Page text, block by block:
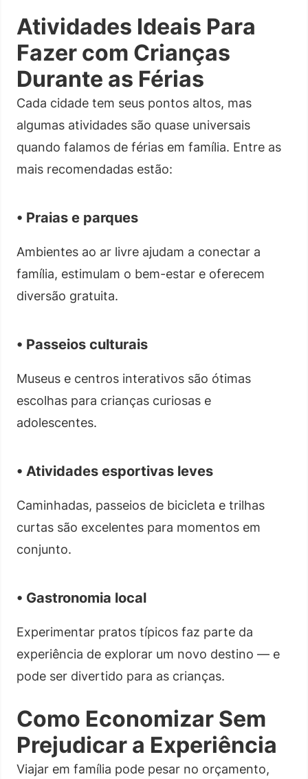
Atividades Ideais Para
Fazer com Crianças
Durante as Férias
Cada cidade tem seus pontos altos, mas
algumas atividades são quase universais
quando falamos de férias em família. Entre as
mais recomendadas estão:
• Praias e parques
Ambientes ao ar livre ajudam a conectar a
família, estimulam o bem-estar e oferecem
diversão gratuita.
• Passeios culturais
Museus e centros interativos são ótimas
escolhas para crianças curiosas e
adolescentes.
• Atividades esportivas leves
Caminhadas, passeios de bicicleta e trilhas
curtas são excelentes para momentos em
conjunto.
• Gastronomia local
Experimentar pratos típicos faz parte da
experiência de explorar um novo destino — e
pode ser divertido para as crianças.
Como Economizar Sem
Prejudicar a Experiência
Viajar em família pode pesar no orçamento,